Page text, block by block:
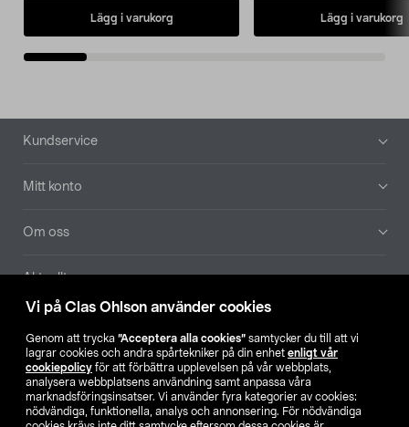
Vi på Clas Ohlson använder cookies
Genom att trycka ”Acceptera alla cookies” samtycker du till att vi
lagrar cookies och andra spårtekniker på din enhet enligt vår
cookiepolicy för att förbättra upplevelsen på vår webbplats,
analysera webbplatsens användning samt anpassa våra
marknadsföringsinsatser. Vi använder fyra kategorier av cookies:
nödvändiga, funktionella, analys och annonsering. För nödvändiga
Lägg i varukorg Lägg i varukorg
Sidfot
Kundservice
Mitt konto
Om oss
Aktuellt
Hitta butik
SE NO FI